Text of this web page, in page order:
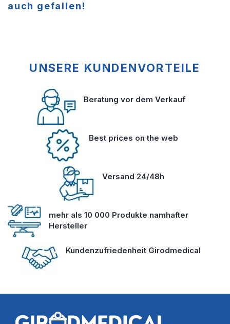
auch gefallen!
UNSERE KUNDENVORTEILE
Beratung vor dem Verkauf
Best prices on the web
Versand 24/48h
mehr als 10 000 Produkte namhafter
Hersteller
Kundenzufriedenheit Girodmedical